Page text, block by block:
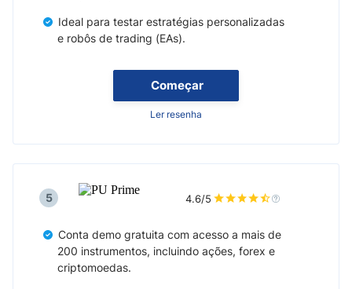
Começar
Ler resenha
Ideal para testar estratégias personalizadas
e robôs de trading (EAs).
5 4.6/5
Conta demo gratuita com acesso a mais de
200 instrumentos, incluindo ações, forex e
criptomoedas.